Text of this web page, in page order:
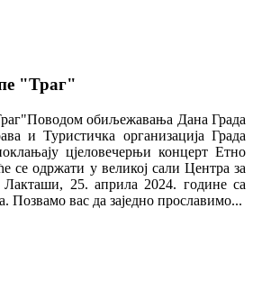
"Траг"
обиљежавања Дана Града
и Туристичка организација Града
цјеловечерњи концерт Етно
се одржати у великој сали Центра за
Лакташи, 25. априла 2024. године са
Позвамо вас да заједно прославимо...